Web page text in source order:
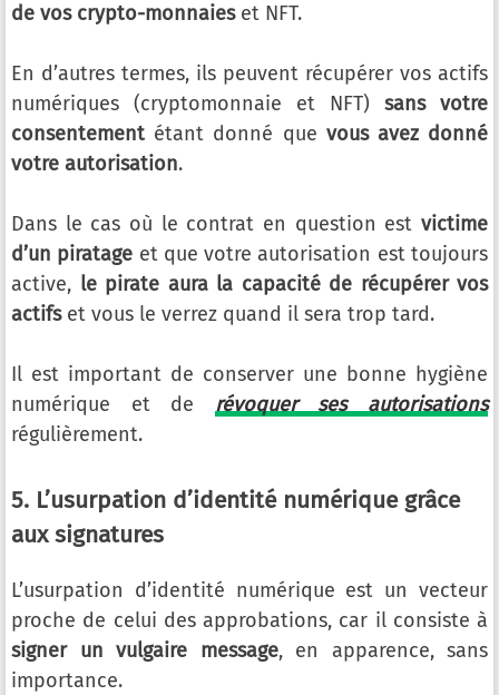
de vos crypto-monnaieset NFT.
En d’autres termes, ils peuvent récupérer vos actifs
numériques (cryptomonnaie et NFT) sans votre
consentement étant donné que vous avez donné
votre autorisation.
Dans le cas où le contrat en question est victime
d’un piratage et que votre autorisation est toujours
active, le pirate aura la capacité de récupérer vos
actifset vous le verrez quand il sera trop tard.
Il est important de conserver une bonne hygiène
numérique et de révoquer ses autorisations
régulièrement.
5. L’usurpation d’identité numérique grâce
aux signatures
L’usurpation d’identité numérique est un vecteur
proche de celui des approbations, car il consiste à
signer un vulgaire message, en apparence, sans
importance.